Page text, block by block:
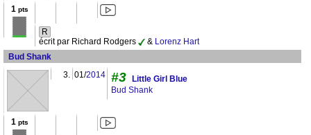
1 pts
R
écrit par Richard Rodgers
& Lorenz Hart
Bud Shank
3. 01/2014 #3
Little Girl Blue
Bud Shank
1 pts